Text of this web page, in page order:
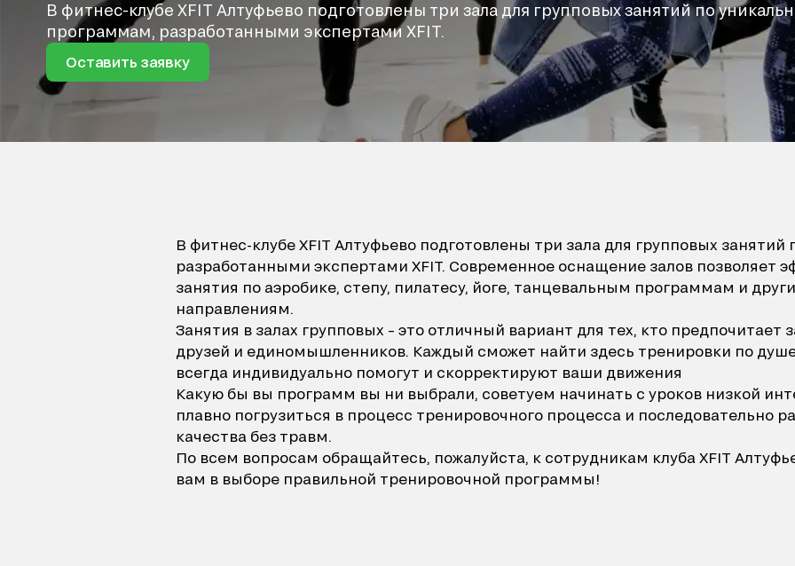
В фитнес-клубе XFIT Алтуфьево подготовлены три зала для групповых занятий по
программам, разработанными экспертами XFIT.
Оставить заявку
В фитнес-клубе XFIT Алтуфьево подготовлены три зала для групповых
разработанными экспертами XFIT. Современное оснащение залов позволяет
занятия по аэробике, степу, пилатесу, йоге, танцевальным программам и
направлениям.
Занятия в залах групповых – это отличный вариант для тех, кто предпочитает
друзей и единомышленников. Каждый сможет найти здесь тренировки по
всегда индивидуально помогут и скорректируют ваши движения
Какую бы вы программ вы ни выбрали, советуем начинать с уроков низкой
плавно погрузиться в процесс тренировочного процесса и последовательно
качества без травм.
По всем вопросам обращайтесь, пожалуйста, к сотрудникам клуба XFIT
вам в выборе правильной тренировочной программы!